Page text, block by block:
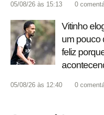
05/08/26 às 15:13 0
Vitinho
um pouco
feliz
05/08/26 às 12:40 0